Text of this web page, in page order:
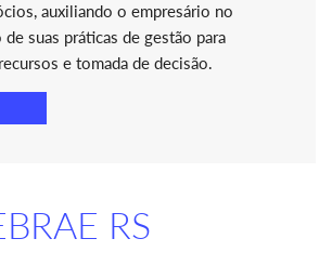
auxiliando o empresário no
suas práticas de gestão para
e tomada de decisão.
RS